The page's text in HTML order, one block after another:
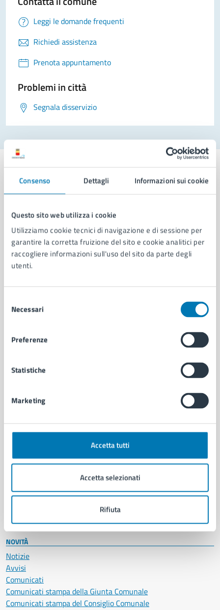
Consenso Dettagli Informazioni sui cookie
Questo sito web utilizza i cookie
Utilizziamo cookie tecnici di navigazione e di sessione per
garantire la corretta fruizione del sito e cookie analitici per
raccogliere informazioni sull'uso del sito da parte degli
utenti.
delNecessari
Preferenze
Statistiche
Marketing
Accetta tutti
Accetta selezionati
Rifiuta
Leggi le domande frequenti
Richiedi assistenza
Prenota appuntamento
Problemi in città
Segnala disservizio
AMMINISTRAZIONE
Aree amministrative
Organi di governo
Municipalità
Politici
Intranet, posta aziendale e protocollo
CATEGORIE DI SERVIZIO
Anagrafe e stato civile
Giustizia e sicurezza pubblica
Salute, benessere e assistenza
Servizi Cimiteriali
NOVITÀ
Notizie
Avvisi
Comunicati
Comunicati stampa della Giunta Comunale
Comunicati stampa del Consiglio Comunale